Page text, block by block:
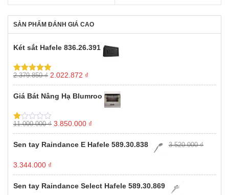
2.475.000 ₫.
1.237.500 ₫.
SẢN PHẨM ĐÁNH GIÁ CAO
Két sắt Hafele 836.26.391
Được xếp
hạng5.005
sao
2.379.850₫ Giá
gốc
2.379.850 ₫.
2.022.872 ₫
hiện
Giá Bát Nâng Hạ Blumroo
Được
xếp
1.00
sao
11.000.000₫ Giá
gốc
là:
3.850.000 ₫
hiện
tại
Sen tay Raindance E Hafele 589.30.838 3.520.000₫
Giá
gốc
là:
3.520.000 ₫.
3.344.000 ₫
hiện
tại
Sen tay Raindance Select Hafele 589.30.869